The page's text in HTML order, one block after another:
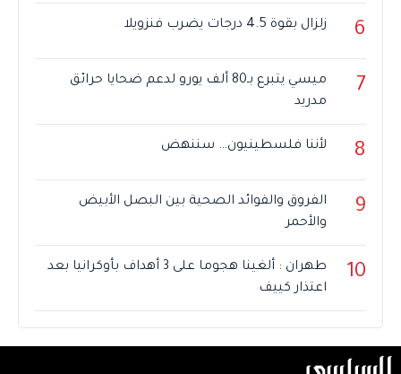
6 زلزال بقوة 4.5 درجات يضرب فنزويلا
7
ميسي يتبرع بـ80 ألف يورو لدعم ضحايا حرائق
مدريد
8 لأننا فلسطينيون… سننهض
9
الفروق والفوائد الصحية بين البصل الأبيض
والأحمر
10
طهران : ألغينا هجوما على 3 أهداف بأوكرانيا بعد
اعتذار كييف